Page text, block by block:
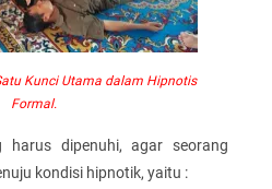
Kunci Utama dalam Hipnotis
Formal.
harus dipenuhi, agar seorang
kondisi hipnotik, yaitu :